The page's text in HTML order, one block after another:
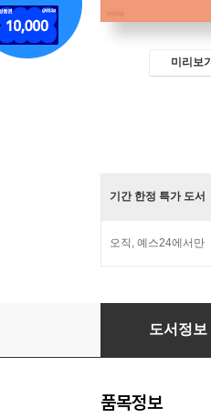
미리보기
기간 한정 특가 도서
오직, 예스24에서만
믿음 서바이벌
도서정보
품목정보